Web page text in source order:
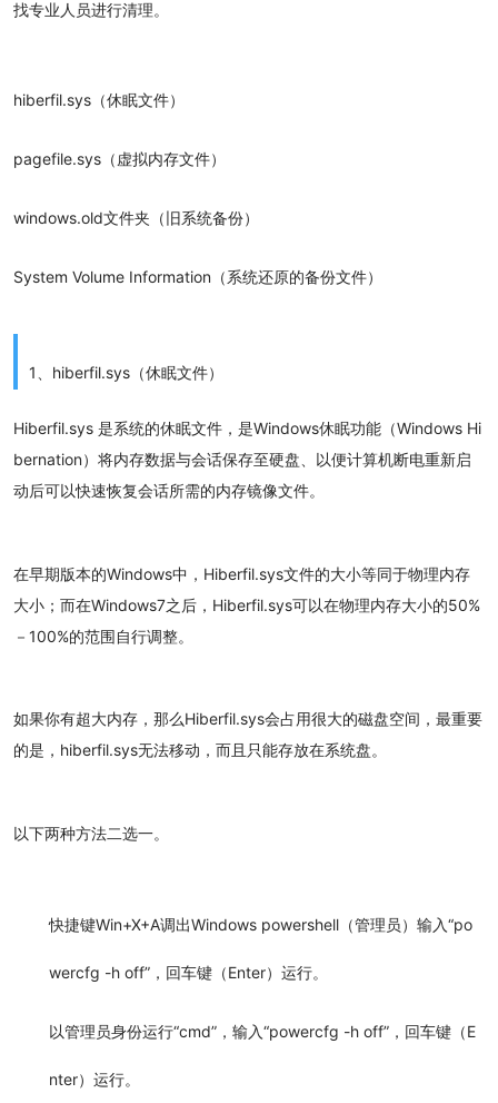
找专业人员进行清理。
hiberfil.sys（休眠文件）
pagefile.sys（虚拟内存文件）
windows.old文件夹（旧系统备份）
System Volume Information（系统还原的备份文件）
1、hiberfil.sys（休眠文件）
Hiberfil.sys 是系统的休眠文件，是Windows休眠功能（Windows Hi
bernation）将内存数据与会话保存至硬盘、以便计算机断电重新启
动后可以快速恢复会话所需的内存镜像文件。
在早期版本的Windows中，Hiberfil.sys文件的大小等同于物理内存
大小；而在Windows7之后，Hiberfil.sys可以在物理内存大小的50%
－100%的范围自行调整。
如果你有超大内存，那么Hiberfil.sys会占用很大的磁盘空间，最重要
的是，hiberfil.sys无法移动，而且只能存放在系统盘。
以下两种方法二选一。
快捷键Win+X+A调出Windows powershell（管理员）输入“po
wercfg -h off”，回车键（Enter）运行。
以管理员身份运行“cmd”，输入“powercfg -h off”，回车键（E
nter）运行。